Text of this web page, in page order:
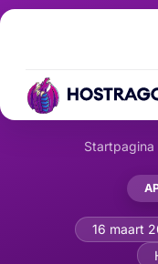
Startpagina
API Proxy
16 maart